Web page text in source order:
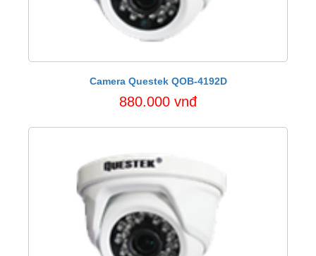
Camera Questek QOB-4192D
880.000 vnđ